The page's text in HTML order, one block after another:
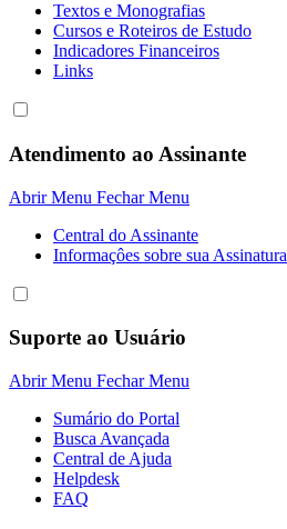
Textos e Monografias
Cursos e Roteiros de Estudo
Indicadores Financeiros
Links
Atendimento ao Assinante
Abrir Menu Fechar Menu
Central do Assinante
Informaçôes sobre sua Assinatura
Suporte ao Usuário
Abrir Menu Fechar Menu
Sumário do Portal
Busca Avançada
Central de Ajuda
Helpdesk
FAQ